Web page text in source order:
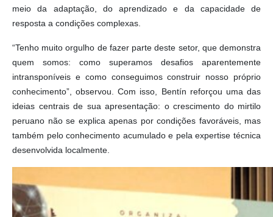
meio da adaptação, do aprendizado e da capacidade de
resposta a condições complexas.
“Tenho muito orgulho de fazer parte deste setor, que demonstra
quem somos: como superamos desafios aparentemente
intransponíveis e como conseguimos construir nosso próprio
conhecimento”, observou. Com isso, Bentín reforçou uma das
ideias centrais de sua apresentação: o crescimento do mirtilo
peruano não se explica apenas por condições favoráveis, mas
também pelo conhecimento acumulado e pela expertise técnica
desenvolvida localmente.